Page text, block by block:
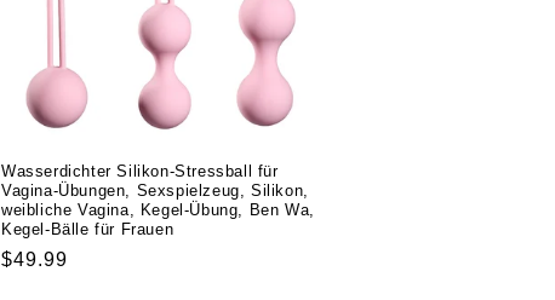
Wasserdichter Silikon-Stressball für
Vagina-Übungen, Sexspielzeug, Silikon,
weibliche Vagina, Kegel-Übung, Ben Wa,
Kegel-Bälle für Frauen
Normaler
$49.99